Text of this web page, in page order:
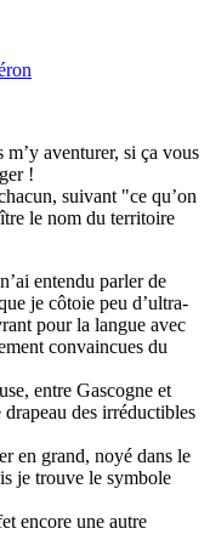
aventurer, si ça vous
!
suivant "ce qu’on
le nom du territoire
entendu parler de
je côtoie peu d’ultra-
pour la langue avec
convaincues du
entre Gascogne et
des irréductibles
en grand, noyé dans le
je trouve le symbole
encore une autre